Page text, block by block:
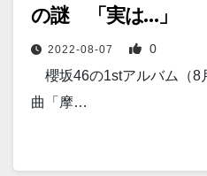
の謎 「実は…」
2022-08-07 0
櫻坂46の1stアルバム（8
曲「摩…